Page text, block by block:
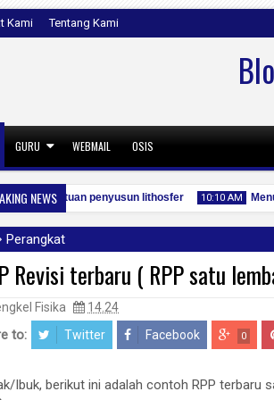
Kami Tentang Kami
GURU WEBMAIL OSIS
NEWS
Jan
2020
jenis batuan penyusun lithosfer 10:10 AM
04 2020
Perangkat
Revisi terbaru ( RPP satu
Fisika 14.24
to: Twitter Facebook 0
Ibuk, berikut ini adalah contoh RPP terbaru